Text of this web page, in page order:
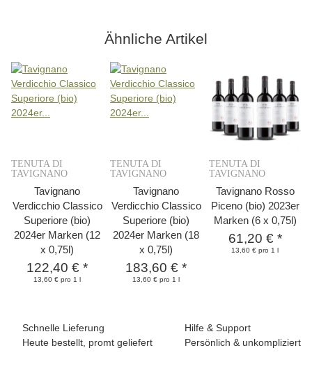
Ähnliche Artikel
TENUTA DI
TAVIGNANO
Tavignano
Verdicchio Classico
Superiore (bio)
2024er Marken (12
x 0,75l)
122,40 € *
13,60 € pro 1 l
TENUTA DI
TAVIGNANO
Tavignano
Verdicchio Classico
Superiore (bio)
2024er Marken (18
x 0,75l)
183,60 € *
13,60 € pro 1 l
TENUTA DI
TAVIGNANO
Tavignano Rosso
Piceno (bio) 2023er
Marken (6 x 0,75l)
61,20 € *
13,60 € pro 1 l
Schnelle Lieferung
Heute bestellt, promt geliefert
Hilfe & Support
Persönlich & unkompliziert